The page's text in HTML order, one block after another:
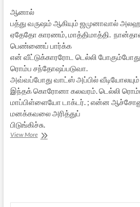
ஆனால்
பத்து வருஷம் ஆகியும் ஜமுனாவால்
ஏதேதோ காரணம், மாத்திமாத்தி.
பெண்ணைப் பார்க்க
என் வீட்டுக்காரரோட டெல்லி
ரொம்ப சந்தோஷப்படுவா.
அவ்வப்போது வாட்ஸ் அப்பில் வீடியோலயும்
இந்தக் கொரோனா கலவரம். டெல்லி ரொம்ப
மாப்பிள்ளையோ டாக்டர். ; என்ன
மனக்கவலை அரித்துப்
பிடுங்கிச்சு.
View Moreதிரிவேணி